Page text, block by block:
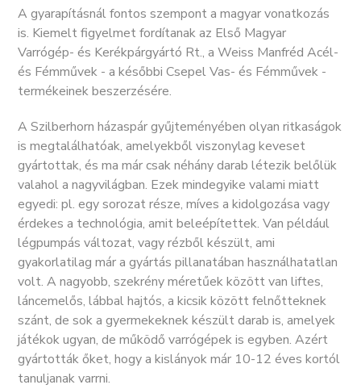
A gyarapításnál fontos szempont a magyar vonatkozás
is. Kiemelt figyelmet fordítanak az Első Magyar
Varrógép- és Kerékpárgyártó Rt., a Weiss Manfréd Acél-
és Fémművek - a későbbi Csepel Vas- és Fémművek -
termékeinek beszerzésére.
A Szilberhorn házaspár gyűjteményében olyan ritkaságok
is megtalálhatóak, amelyekből viszonylag keveset
gyártottak, és ma már csak néhány darab létezik belőlük
valahol a nagyvilágban. Ezek mindegyike valami miatt
egyedi: pl. egy sorozat része, míves a kidolgozása vagy
érdekes a technológia, amit beleépítettek. Van például
légpumpás változat, vagy rézből készült, ami
gyakorlatilag már a gyártás pillanatában használhatatlan
volt. A nagyobb, szekrény méretűek között van liftes,
láncemelős, lábbal hajtós, a kicsik között felnőtteknek
szánt, de sok a gyermekeknek készült darab is, amelyek
játékok ugyan, de működő varrógépek is egyben. Azért
gyártották őket, hogy a kislányok már 10-12 éves kortól
tanuljanak varrni.